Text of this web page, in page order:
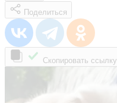
Поделиться
Скопировать ссылку